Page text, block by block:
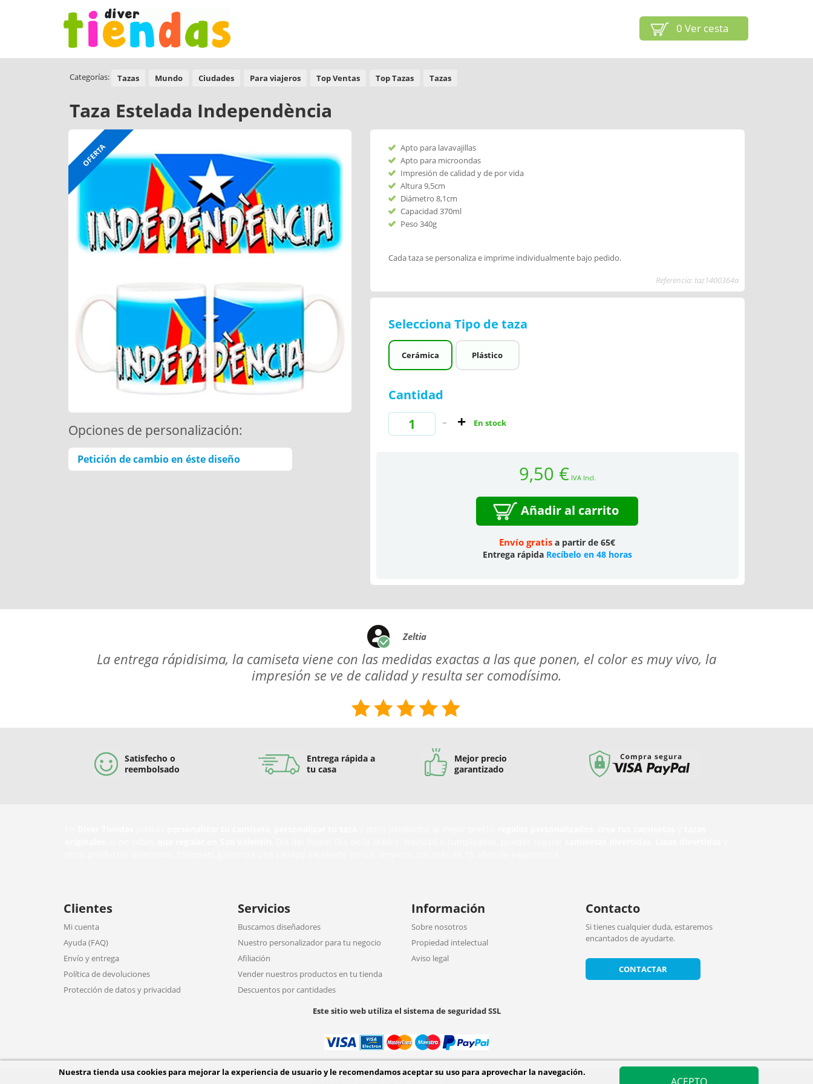
0 Ver cesta
Nuestra tienda usa cookies para mejorar la experiencia de usuario y le recomendamos aceptar su uso para aprovechar la navegación.
Categorías: Tazas Mundo Ciudades Para viajeros Top Ventas Top Tazas Tazas
Taza Estelada Independència
OFERTA
Opciones de personalización:
Petición de cambio en éste diseño
Apto para lavavajillas
Apto para microondas
Impresión de calidad y de por vida
Altura 9,5cm
Diámetro 8,1cm
Capacidad 370ml
Peso 340g
Cada taza se personaliza e imprime individualmente bajo pedido.
Referencia: taz1400364a
Selecciona Tipo de taza
Cerámica Plástico
Cantidad
En stock
9,50 € IVA Incl.
Añadir al carrito
Envío gratis a partir de 65€
Entrega rápida Recíbelo en 48 horas
Zeltia
La entrega rápidisima, la camiseta viene con las medidas exactas a las que ponen, el color es muy vivo, la
impresión se ve de calidad y resulta ser comodísimo.
Satisfecho o
reembolsado
Entrega rápida a
tu casa
Mejor precio
garantizado
Clientes
Mi cuenta
Ayuda (FAQ)
Envío y entrega
Política de devoluciones
Protección de datos y privacidad
Servicios
Buscamos diseñadores
Nuestro personalizador para tu negocio
Afiliación
Vender nuestros productos en tu tienda
Descuentos por cantidades
Información
Sobre nosotros
Propiedad intelectual
Aviso legal
Contacto
Si tienes cualquier duda, estaremos
encantados de ayudarte.
CONTACTAR
Este sitio web utiliza el sistema de seguridad SSL